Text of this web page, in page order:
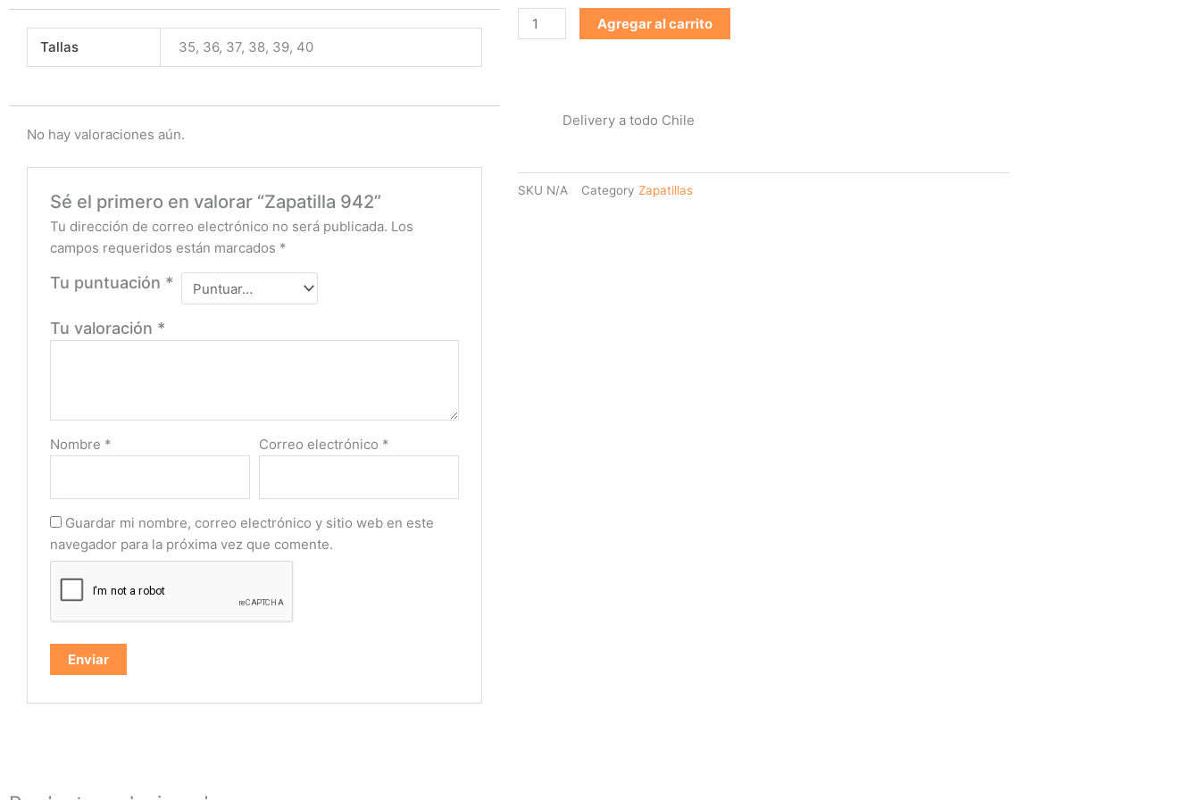
Tallas 35, 36, 37, 38, 39, 40
No hay valoraciones aún.
Sé el primero en valorar “Zapatilla 942”
Tu dirección de correo electrónico no será publicada. Los
campos requeridos están marcados *
Tu puntuación *
Tu valoración *
Nombre * Correo electrónico *
Guardar mi nombre, correo electrónico y sitio web en este
navegador para la próxima vez que comente.
Agregar al carrito
Delivery a todo Chile
SKU N/A Category Zapatillas